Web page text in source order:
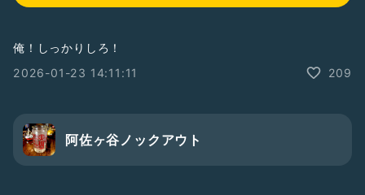
俺！しっかりしろ！
2026-01-23 14:11:11
209
阿佐ヶ谷ノックアウト